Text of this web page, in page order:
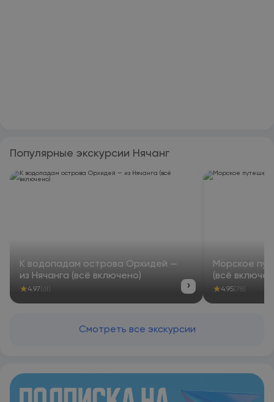
Популярные экскурсии Нячанг
К водопадам острова Орхидей —
из Нячанга (всё включено)
★4.97 (61) ›
Морское
(всё
★4.95 (78)
Смотреть все экскурсии